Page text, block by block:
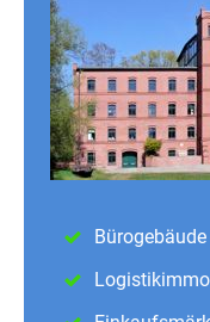
Bürogebäude